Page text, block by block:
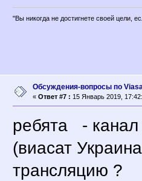
"Вы никогда не достигнете своей цели,
Обсуждения-вопросы по
« Ответ #7 : 15 Январь 2019,
ребята - канал
(виасат
трансляцию ?